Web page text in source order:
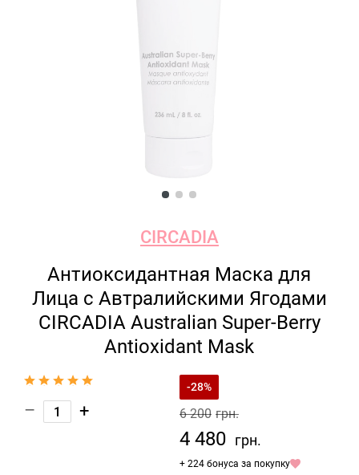
CIRCADIA
Антиоксидантная Маска для
Лица с Автралийскими Ягодами
CIRCADIA Australian Super-Berry
Antioxidant Mask
– +
-28%
6 200 грн.
4 480 грн.
+ 224 бонуса за покупку